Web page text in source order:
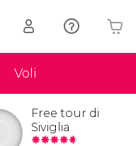
Voli
Il tuo carrello è vuoto
Free tour di
Siviglia